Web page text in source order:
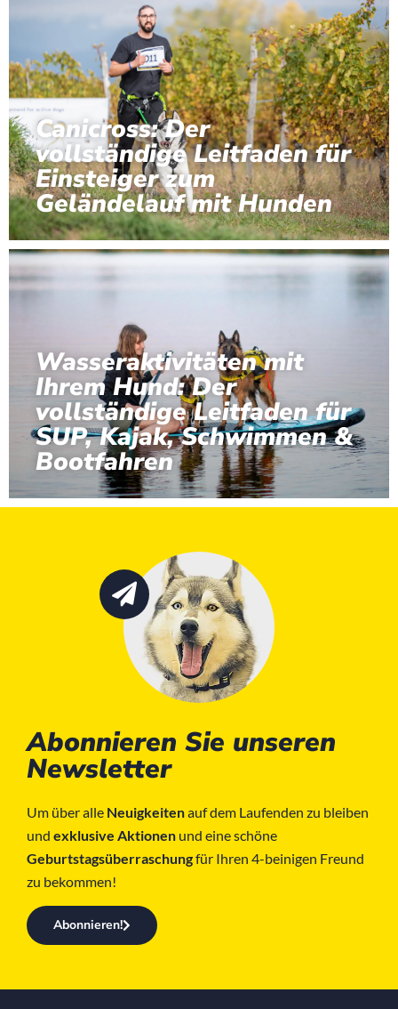
Canicross: Der
vollständige Leitfaden für
Einsteiger zum
Geländelauf mit Hunden
Wasseraktivitäten mit
Ihrem Hund: Der
vollständige Leitfaden für
SUP, Kajak, Schwimmen &
Bootfahren
Abonnieren Sie unseren
Newsletter
Um über alle Neuigkeitenauf dem Laufenden zu bleiben
und exklusive Aktionen und eine schöne
Geburtstagsüberraschungfür Ihren 4-beinigen Freund
zu bekommen!
Abonnieren!